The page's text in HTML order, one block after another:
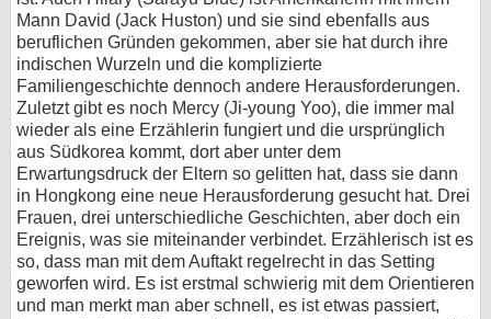
Mann David (Jack Huston) und sie sind ebenfalls aus
beruflichen Gründen gekommen, aber sie hat durch ihre
indischen Wurzeln und die komplizierte
Familiengeschichte dennoch andere Herausforderungen.
Zuletzt gibt es noch Mercy (Ji-young Yoo), die immer mal
wieder als eine Erzählerin fungiert und die ursprünglich
aus Südkorea kommt, dort aber unter dem
Erwartungsdruck der Eltern so gelitten hat, dass sie dann
in Hongkong eine neue Herausforderung gesucht hat. Drei
Frauen, drei unterschiedliche Geschichten, aber doch ein
Ereignis, was sie miteinander verbindet. Erzählerisch ist es
so, dass man mit dem Auftakt regelrecht in das Setting
geworfen wird. Es ist erstmal schwierig mit dem Orientieren
und man merkt man aber schnell, es ist etwas passiert,